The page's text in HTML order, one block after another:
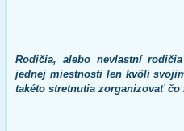
Rodičia, alebo nevlastní
jednej miestnosti len kvôli
takéto stretnutia zorganizovať čo